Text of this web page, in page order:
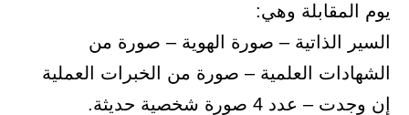
يوم المقابلة وهي:
السير الذاتية – صورة الهوية – صورة من
الشهادات العلمية – صورة من الخبرات العملية
إن وجدت – عدد 4 صورة شخصية حديثة.